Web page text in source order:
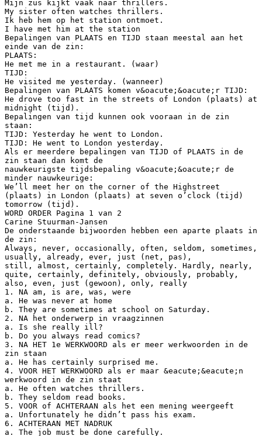
Mijn zus kijkt vaak naar thrillers.
My sister often watches thrillers.
Ik heb hem op het station ontmoet.
I have met him at the station
Bepalingen van PLAATS en TIJD staan meestal aan het
einde van de zin:
PLAATS:
He met me in a restaurant. (waar)
TIJD:
He visited me yesterday. (wanneer)
Bepalingen van PLAATS komen v&oacute;&oacute;r TIJD:
He drove too fast in the streets of London (plaats) at
midnight (tijd).
Bepalingen van tijd kunnen ook vooraan in de zin
staan:
TIJD: Yesterday he went to London.
TIJD: He went to London yesterday.
Als er meerdere bepalingen van TIJD of PLAATS in de
zin staan dan komt de
nauwkeurigste tijdsbepaling v&oacute;&oacute;r de
minder nauwkeurige:
We’ll meet her on the corner of the Highstreet
(plaats) in London (plaats) at seven o’clock (tijd)
tomorrow (tijd).
WORD ORDER Pagina 1 van 2
Carine Stuurman-Jansen
De onderstaande bijwoorden hebben een aparte plaats in
de zin:
Always, never, occasionally, often, seldom, sometimes,
usually, already, ever, just (net, pas),
still, almost, certainly, completely. Hardly, nearly,
quite, certainly, definitely, obviously, probably,
also, even, just (gewoon), only, really
1. NA am, is are, was, were
a. He was never at home
b. They are sometimes at school on Saturday.
2. NA het onderwerp in vraagzinnen
a. Is she really ill?
b. Do you always read comics?
3. NA HET 1e WERKWOORD als er meer werkwoorden in de
zin staan
a. He has certainly surprised me.
4. VOOR HET WERKWOORD als er maar &eacute;&eacute;n
werkwoord in de zin staat
a. He often watches thrillers.
b. They seldom read books.
5. VOOR of ACHTERAAN als het een mening weergeeft
a. Unfortunately he didn’t pass his exam.
6. ACHTERAAN MET NADRUK
a. The job must be done carefully.